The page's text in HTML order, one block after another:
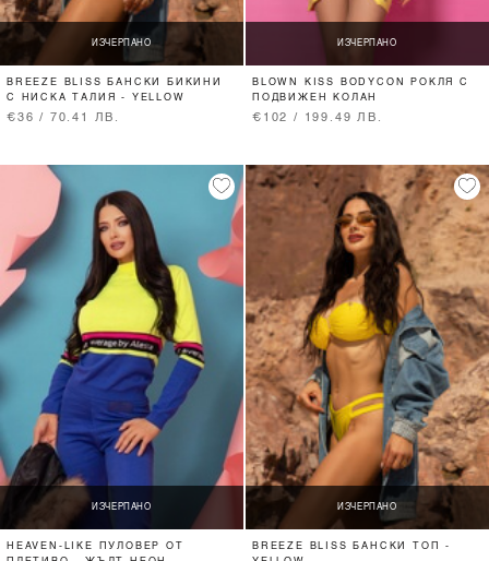
ИЗЧЕРПАНО
BREEZE BLISS БАНСКИ БИКИНИ
С НИСКА ТАЛИЯ - YELLOW
€36 / 70.41 ЛВ.
ИЗЧЕРПАНО
BLOWN KISS BODYCON РОКЛЯ С
ПОДВИЖЕН КОЛАН
€102 / 199.49 ЛВ.
ИЗЧЕРПАНО
HEAVEN-LIKE ПУЛОВЕР ОТ
ИЗЧЕРПАНО
BREEZE BLISS БАНСКИ ТОП -